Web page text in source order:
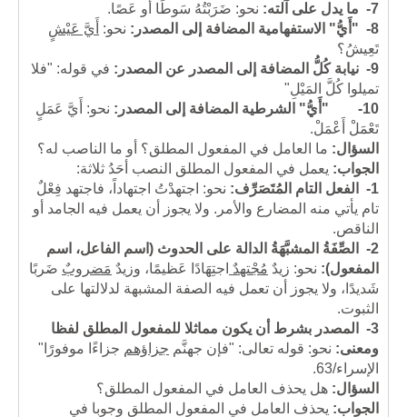
7-
ما يدل على آلته: نحو: ضَرَبْتُهُ سَوطًا أو عَصًا.
8-
"أَيُّ" الاستفهامية المضافة إلى المصدر: نحو: أَيَّ عَيْشٍ
تَعِيشُ؟
9-
نيابة كُلُّ المضافة إلى المصدر عن المصدر: في قوله: "فلا
تميلوا كُلَّ المَيْلِ"
10-
"أَيُّ" الشرطية المضافة إلى المصدر: نحو: أَيَّ عَمَلٍ
تَعْمَلْ أَعْمَلْ.
السؤال: ما العامل في المفعول المطلق؟ أو ما الناصب له؟
الجواب: يعمل في المفعول المطلق النصب أحَدُ ثلاثة:
1-
الفعل التام المُتَصَرِّف: نحو: اجتهدْتُ اجتهاداً، فاجتهد فِعْلٌ
تام يأتي منه المضارع والأمر. ولا يجوز أن يعمل فيه الجامد أو
الناقص.
2-
الصِّفَةُ المشبَّهَةُ الدالة على الحدوث (اسم الفاعل، اسم
المفعول): نحو: زيدٌ مُجْتهدٌ اجتِهَادًا عَظيمًا، وزيدٌ مَضروبٌ ضَربًا
شَديدًا، ولا يجوز أن تعمل فيه الصفة المشبهة لدلالتها على
الثبوت.
3-
المصدر بشرط أن يكون مماثلا للمفعول المطلق لفظا
ومعنى: نحو: قوله تعالى: "فإن جهنَّم جزاؤهم جزاءًا موفورًا"
الإسراء/63.
السؤال: هل يحذف العامل في المفعول المطلق؟
الجواب: يحذف العامل في المفعول المطلق وجوبا في